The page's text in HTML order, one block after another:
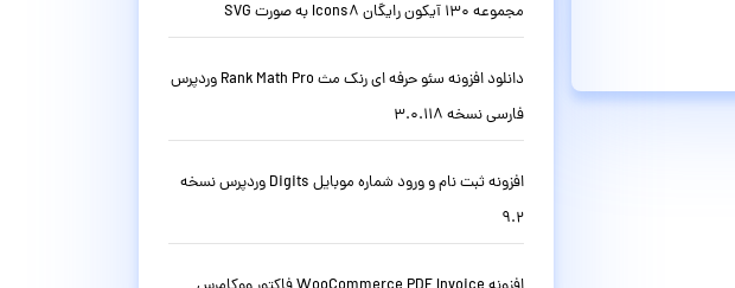
مجموعه 130 آیکون رایگان Icons8 به صورت SVG
دانلود افزونه سئو حرفه ای رنک مث Rank Math Pro وردپرس
فارسی نسخه 3.0.118
افزونه ثبت نام و ورود شماره موبایل Digits وردپرس نسخه
9.2